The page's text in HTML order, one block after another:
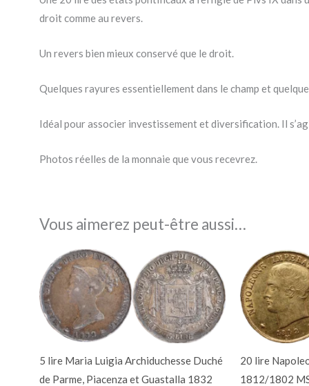
droit comme au revers.
Un revers bien mieux conservé que le droit.
Quelques rayures essentiellement dans le champ et
Idéal pour associer investissement et diversification. Il
Photos réelles de la monnaie que vous recevrez.
Vous aimerez peut-être aussi…
5 lire Maria Luigia Archiduchesse Duché
de Parme, Piacenza et Guastalla 1832
20 lire
1812/1802